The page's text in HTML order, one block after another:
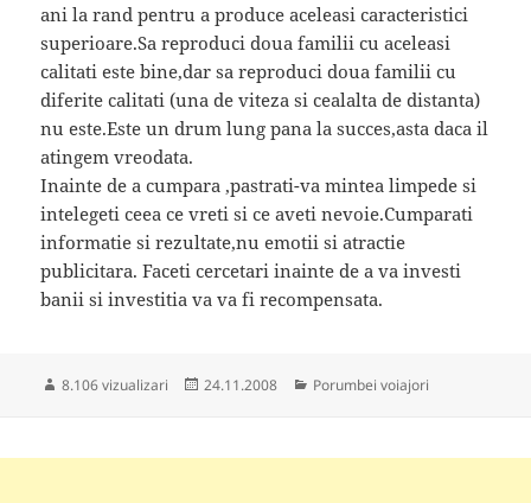
ani la rand pentru a produce aceleasi caracteristici
superioare.Sa reproduci doua familii cu aceleasi
calitati este bine,dar sa reproduci doua familii cu
diferite calitati (una de viteza si cealalta de distanta)
nu este.Este un drum lung pana la succes,asta daca il
atingem vreodata.
Inainte de a cumpara ,pastrati-va mintea limpede si
intelegeti ceea ce vreti si ce aveti nevoie.Cumparati
informatie si rezultate,nu emotii si atractie
publicitara. Faceti cercetari inainte de a va investi
banii si investitia va va fi recompensata.
8.106 vizualizari
Publicat
24.11.2008 Categorii
Porumbei voiajori